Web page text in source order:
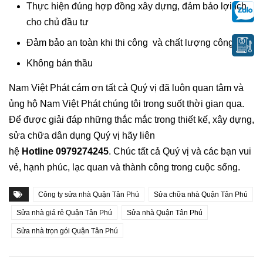
Thực hiện đúng hợp đồng xây dựng, đảm bảo lợi ích
cho chủ đầu tư
Đảm bảo an toàn khi thi công và chất lượng công trình
Không bán thầu
Nam Việt Phát cám ơn tất cả Quý vị đã luôn quan tâm và
ủng hộ Nam Việt Phát chúng tôi trong suốt thời gian qua.
Để được giải đáp những thắc mắc trong thiết kế, xây dựng,
sửa chữa dân dụng Quý vị hãy liên
hệ Hotline 0979274245. Chúc tất cả Quý vị và các bạn vui
vẻ, hạnh phúc, lạc quan và thành công trong cuộc sống.
Công ty sửa nhà Quận Tân Phú Sửa chữa nhà Quận Tân Phú
Sửa nhà giá rẻ Quận Tân Phú Sửa nhà Quận Tân Phú
Sửa nhà trọn gói Quận Tân Phú